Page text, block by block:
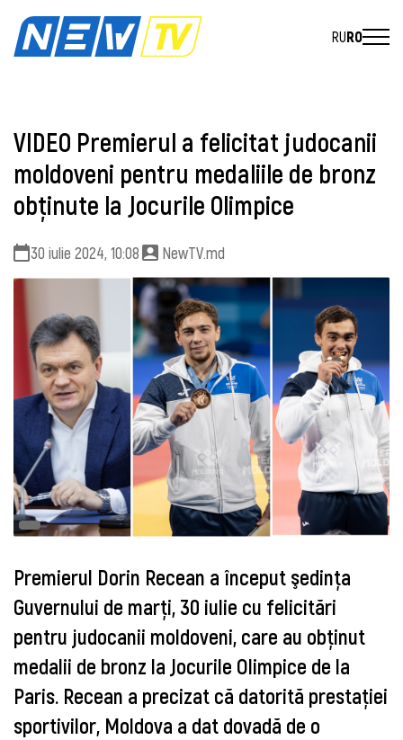
RURO
VIDEO Premierul a felicitat judocanii
moldoveni pentru medaliile de bronz
obţinute la Jocurile Olimpice
30 iulie 2024, 10:08 NewTV.md
Premierul Dorin Recean a început şedinţa
Guvernului de marţi, 30 iulie cu felicitări
pentru judocanii moldoveni, care au obţinut
medalii de bronz la Jocurile Olimpice de la
Paris. Recean a precizat că datorită prestaţiei
sportivilor, Moldova a dat dovadă de o